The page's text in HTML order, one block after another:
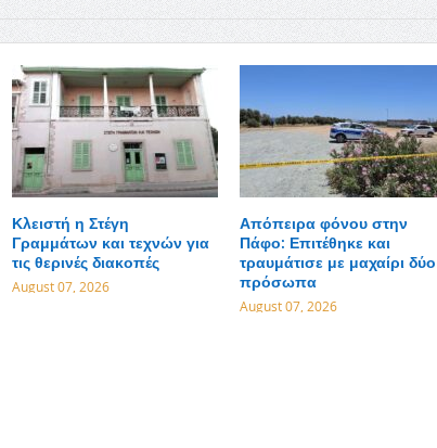
Κλειστή η Στέγη
Γραμμάτων και τεχνών για
τις θερινές διακοπές
August 07, 2026
Απόπειρα φόνου στην
Πάφο: Επιτέθηκε και
τραυμάτισε με μαχαίρι δύο
πρόσωπα
August 07, 2026